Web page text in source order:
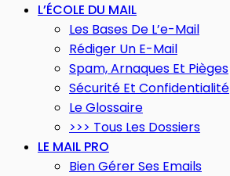
L’ÉCOLE DU MAIL
Les Bases De L’e-Mail
Rédiger Un E-Mail
Spam, Arnaques Et Pièges
Sécurité Et Confidentialité
Le Glossaire
>>> Tous Les Dossiers
LE MAIL PRO
Bien Gérer Ses Emails